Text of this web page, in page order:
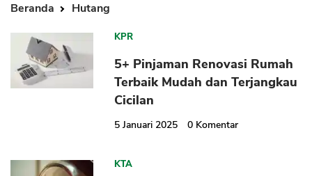
Beranda Hutang
KPR
5+ Pinjaman Renovasi Rumah
Terbaik Mudah dan Terjangkau
Cicilan
5 Januari 2025 0 Komentar
KTA